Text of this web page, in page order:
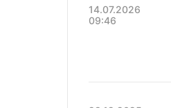
14.07.2026
09:46